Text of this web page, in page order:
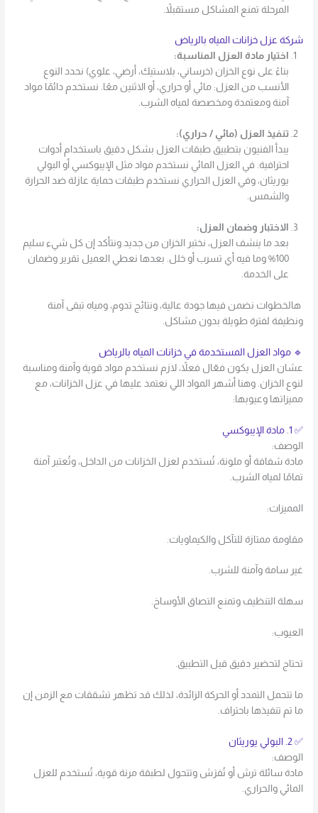
المرحلة تمنع المشاكل مستقبلاً.
شركة عزل خزانات المياه بالرياض
اختيار مادة العزل المناسبة:
بناءً على نوع الخزان (خرساني، بلاستيك، أرضي، علوي) نحدد النوع
الأنسب من العزل: مائي أو حراري، أو الاثنين معًا. نستخدم دائمًا مواد
آمنة ومعتمدة ومخصصة لمياه الشرب.
تنفيذ العزل (مائي / حراري):
يبدأ الفنيون بتطبيق طبقات العزل بشكل دقيق باستخدام أدوات
احترافية. في العزل المائي نستخدم مواد مثل الإيبوكسي أو البولي
يوريثان، وفي العزل الحراري نستخدم طبقات حماية عازلة ضد الحرارة
والشمس.
الاختبار وضمان العزل:
بعد ما ينشف العزل، نختبر الخزان من جديد ونتأكد إن كل شيء سليم
100% وما فيه أي تسرب أو خلل. بعدها نعطي العميل تقرير وضمان
على الخدمة.
هالخطوات نضمن فيها جودة عالية، ونتائج تدوم، ومياه تبقى آمنة
ونظيفة لفترة طويلة بدون مشاكل.
🔹 مواد العزل المستخدمة في خزانات المياه بالرياض
عشان العزل يكون فعّال فعلاً، لازم نستخدم مواد قوية وآمنة ومناسبة
لنوع الخزان. وهنا أشهر المواد اللي نعتمد عليها في عزل الخزانات، مع
مميزاتها وعيوبها:
✅ 1. مادة الإيبوكسي
الوصف:
مادة شفافة أو ملونة، تُستخدم لعزل الخزانات من الداخل، وتُعتبر آمنة
تمامًا لمياه الشرب.
المميزات:
مقاومة ممتازة للتآكل والكيماويات.
غير سامة وآمنة للشرب.
سهلة التنظيف وتمنع التصاق الأوساخ.
العيوب:
تحتاج لتحضير دقيق قبل التطبيق.
ما تتحمل التمدد أو الحركة الزائدة، لذلك قد تظهر تشققات مع الزمن إن
ما تم تنفيذها باحتراف.
✅ 2. البولي يوريثان
الوصف:
مادة سائلة ترش أو تُفرَش وتتحول لطبقة مرنة قوية، تُستخدم للعزل
المائي والحراري.